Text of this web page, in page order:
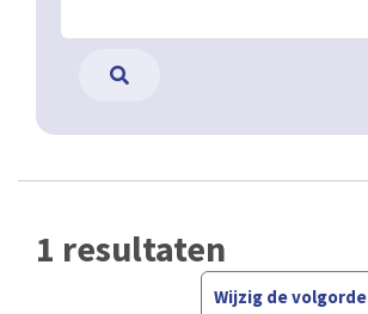
1 resultaten
Wijzig de volgorde